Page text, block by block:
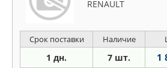
RENAULT
Срок поставки Наличие
1 дн. 7 шт. 1